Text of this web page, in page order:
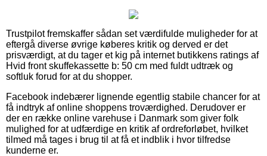
Trustpilot fremskaffer sådan set værdifulde muligheder for at
eftergå diverse øvrige køberes kritik og derved er det
prisværdigt, at du tager et kig på internet butikkens ratings af
Hvid front skuffekassette b: 50 cm med fuldt udtræk og
softluk forud for at du shopper.
Facebook indebærer lignende egentlig stabile chancer for at
få indtryk af online shoppens troværdighed. Derudover er
der en række online varehuse i Danmark som giver folk
mulighed for at udfærdige en kritik af ordreforløbet, hvilket
tilmed må tages i brug til at få et indblik i hvor tilfredse
kunderne er.